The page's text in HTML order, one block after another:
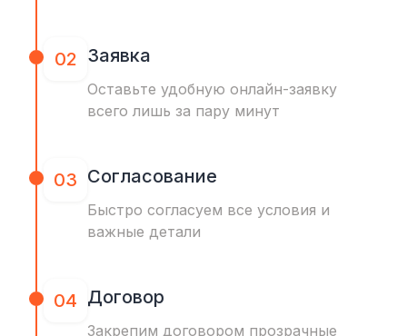
02 Заявка
Оставьте удобную онлайн-заявку
всего лишь за пару минут
03 Согласование
Быстро согласуем все условия и
важные детали
04 Договор
Закрепим договором прозрачные